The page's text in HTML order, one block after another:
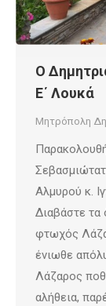
Ο
Ε΄ Λουκά
Μητρόπολη
Αλμυρού κ.
Διαβάστε τα
φτωχός
ένιωθε
Λάζαρος
αλήθεια,